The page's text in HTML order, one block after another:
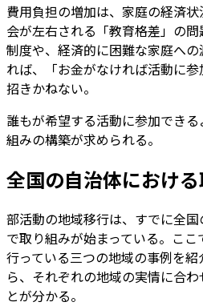
費用負担の増加は、家庭の経済
会が左右される「教育格差」の
制度や、経済的に困難な家庭へ
れば、「お金がなければ活動に
招きかねない。
誰もが希望する活動に参加でき
組みの構築が求められる。
全国の自治体におけ
部活動の地域移行は、すでに全
で取り組みが始まっている。こ
行っている三つの地域の事例を
ら、それぞれの地域の実情に合
とが分かる。